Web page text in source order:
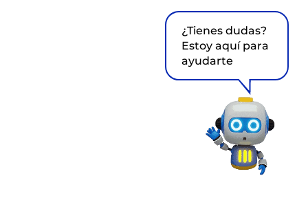
¿Tienes dudas?
Estoy aquí para
ayudarte